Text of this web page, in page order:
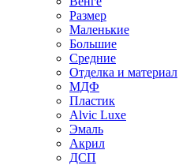
Размер
Маленькие
Большие
Средние
Отделка и материал
МДФ
Пластик
Alvic Luxe
Эмаль
Акрил
ДСП